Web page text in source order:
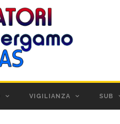
VIGILIANZA SUB